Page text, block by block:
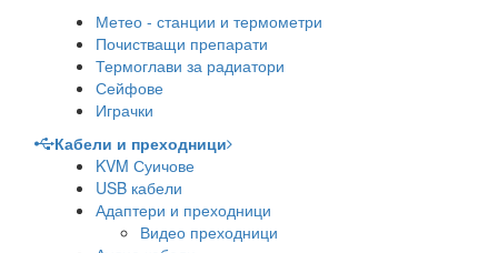
Метео - станции и термометри
Почистващи препарати
Термоглави за радиатори
Сейфове
Играчки
Кабели и преходници
KVM Суичове
USB кабели
Адаптери и преходници
Видео преходници